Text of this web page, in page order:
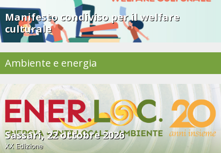
Manifesto condiviso per il welfare
culturale
Ambiente e energia
Sassari, 22 ottobre 2026
XX Edizione